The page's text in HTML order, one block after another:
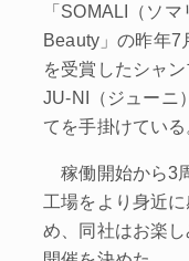
「SOMALI（ソ
Beauty」の昨年7
を受賞したシャ
JU‐NI（ジューニ
てを手掛けている
稼働開始から3
工場をより身近
め、同社はお楽